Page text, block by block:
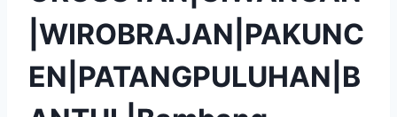
|WIROBRAJAN|PAKUNC
EN|PATANGPULUHAN|B